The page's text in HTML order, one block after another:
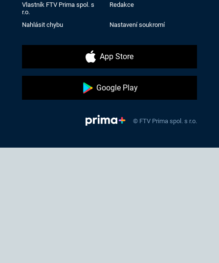
Vlastník FTV Prima spol. s
r.o.
Redakce
Nahlásit chybu Nastavení soukromí
App Store
Google Play
© FTV Prima spol. s r.o.